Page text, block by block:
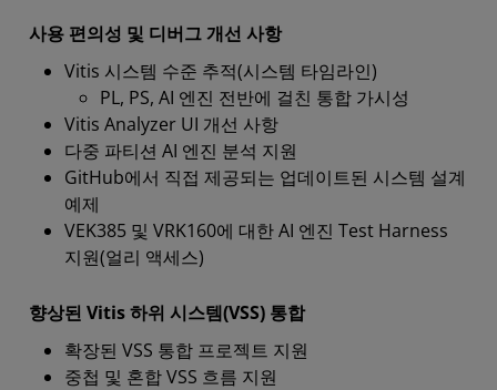
사용 편의성 및 디버그 개선 사항
Vitis 시스템 수준 추적(시스템 타임라인)
PL, PS, AI 엔진 전반에 걸친 통합 가시성
Vitis Analyzer UI 개선 사항
다중 파티션 AI 엔진 분석 지원
GitHub에서 직접 제공되는 업데이트된 시스템 설계
예제
VEK385 및 VRK160에 대한 AI 엔진 Test Harness
지원(얼리 액세스)
향상된 Vitis 하위 시스템(VSS) 통합
확장된 VSS 통합 프로젝트 지원
중첩 및 혼합 VSS 흐름 지원